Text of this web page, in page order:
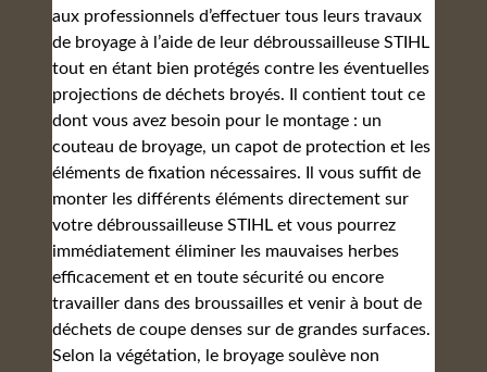
aux professionnels d’effectuer tous leurs travaux
de broyage à l’aide de leur débroussailleuse STIHL
tout en étant bien protégés contre les éventuelles
projections de déchets broyés. Il contient tout ce
dont vous avez besoin pour le montage : un
couteau de broyage, un capot de protection et les
éléments de fixation nécessaires. Il vous suffit de
monter les différents éléments directement sur
votre débroussailleuse STIHL et vous pourrez
immédiatement éliminer les mauvaises herbes
efficacement et en toute sécurité ou encore
travailler dans des broussailles et venir à bout de
déchets de coupe denses sur de grandes surfaces.
Selon la végétation, le broyage soulève non